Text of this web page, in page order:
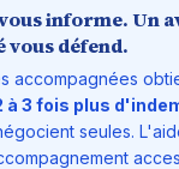
informe. Un
vous défend.
accompagnées
à 3 fois plus
seules.